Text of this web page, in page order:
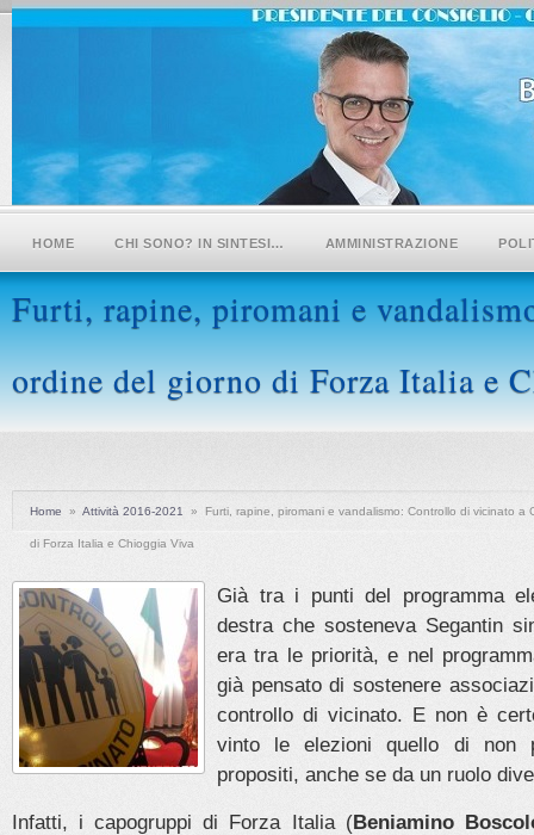
HOME CHI SONO? IN SINTESI… AMMINISTRAZIONE
Furti, rapine, piromani e
ordine del giorno di Forza Italia e
Home » Attività 2016-2021 » Furti, rapine, piromani e vandalismo: Controllo di vicinato a
di Forza Italia e Chioggia Viva
Già tra i punti del programma
destra che sosteneva Segantin
era tra le priorità, e nel
già pensato di sostenere
controllo di vicinato. E non è
vinto le elezioni quello di non
propositi, anche se da un ruolo
Infatti, i capogruppi di Forza Italia (Beniamino